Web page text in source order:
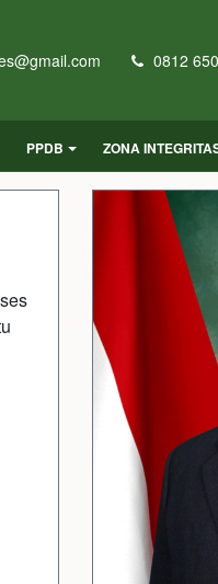
0812
PPDB ZONA